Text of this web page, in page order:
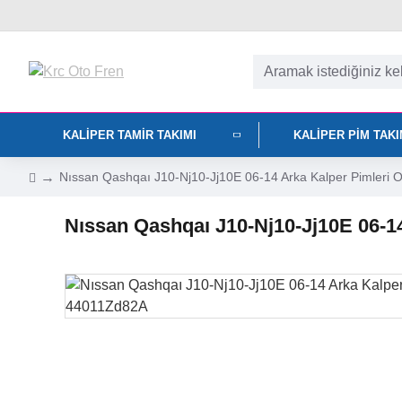
KALIPER TAMIR TAKIMI KALIPER PIM
Nıssan Qashqaı J10-Nj10-Jj10E 06-14 Arka Kalper Pimleri
Nıssan Qashqaı J10-Nj10-Jj10E